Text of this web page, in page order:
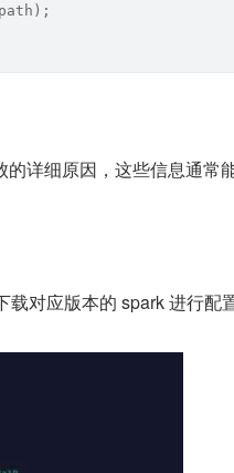
详细原因，这些信息通常
对应版本的 spark 进行配